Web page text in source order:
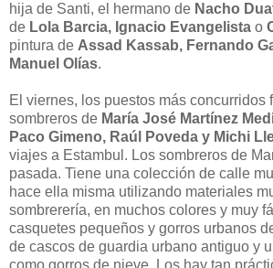
hija de Santi, el hermano de Nacho
de Lola Barcia, Ignacio Evangelista o
pintura de Assad Kassab, Fernando
Manuel Olías.
El viernes, los puestos más concurridos
sombreros de María José Martínez
Paco Gimeno, Raúl Poveda y Michi
viajes a Estambul. Los sombreros de
pasada. Tiene una colección de calle
hace ella misma utilizando materiales
sombrerería, en muchos colores y muy
casquetes pequeños y gorros urbanos
de cascos de guardia urbano antiguo y